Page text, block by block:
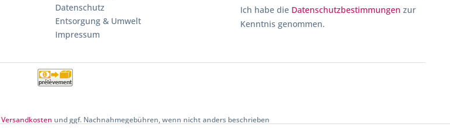
Datenschutz
Entsorgung & Umwelt
Impressum
Ich habe die Datenschutzbestimmungen zur
Kenntnis genommen.
Versandkosten und ggf. Nachnahmegebühren, wenn nicht anders beschrieben